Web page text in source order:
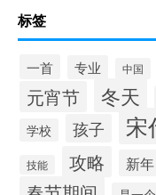
标签
一首 专业 中国
元宵节 冬天
学校
孩子 宋
技能 攻略 新年